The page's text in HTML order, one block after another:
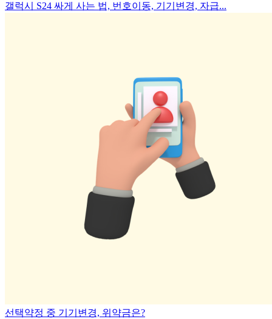
갤럭시 S24 싸게 사는 법, 번호이동, 기기변경, 자급...
선택약정 중 기기변경, 위약금은?